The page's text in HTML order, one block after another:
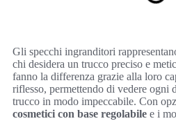
Gli specchi ingranditori
chi desidera un trucco preciso e
fanno la differenza grazie alla loro
riflesso, permettendo di vedere ogni
trucco in modo impeccabile. Con
cosmetici con base regolabile e i